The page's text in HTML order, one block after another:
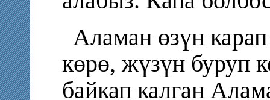
Аламан өзүн
көрө, жүзүн буруп
байкап калган